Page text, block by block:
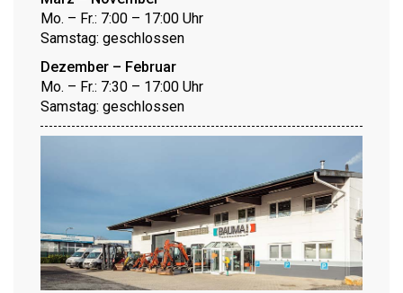
Mo. – Fr.: 7:00 – 17:00 Uhr
Samstag: geschlossen
Dezember – Februar
Mo. – Fr.: 7:30 – 17:00 Uhr
Samstag: geschlossen